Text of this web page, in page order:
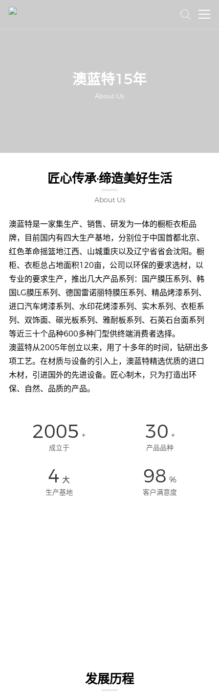
澳蓝特15年
About Us
匠心传承·缔造美好生活
About Us
澳蓝特是一家集生产、销售、研发为一体的橱柜衣柜品
牌，目前国内有四大生产基地，分别位于中国首都北京、
红色革命摇篮地江西、山城重庆以及辽宁省省会沈阳。橱
柜、衣柜总占地面积120亩，公司以环保的要求选材，以
专业的要求生产，推出几大产品系列：国产膜压系列、韩
国LG膜压系列、德国雷诺丽特膜压系列、精品烤漆系列、
进口汽车烤漆系列、水印花烤漆系列、实木系列、衣柜系
列、双饰面、碳光板系列、雅耐板系列、石英石台面系列
等近三十个品种600多种门型供终端消费者选择。
澳蓝特从2005年创立以来，用了十多年的时间，钻研出多
项工艺。在材质与设备的引入上，澳蓝特精选优质的进口
木材，引进国外的先进设备。匠心制木，只为打造出环
保、自然、品质的产品。
2005 +
成立于
30 +
产品品种
4 大
生产基地
98 %
客户满意度
发展历程